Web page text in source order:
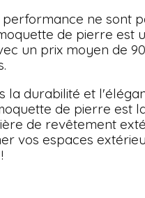
ne sont
de pierre est
un prix moyen de
la durabilité et
de pierre est
de revêtement
vos espaces